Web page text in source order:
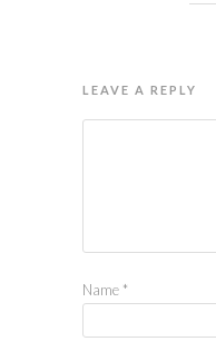
LEAVE A REPLY
Name *